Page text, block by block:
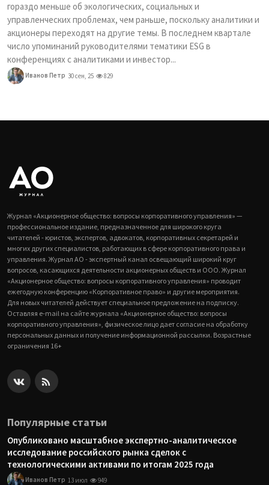
гораздо меньше об экологических, социальных и
управленческих проблемах, чем раньше, поскольку аналитики и
акционеры переходят на другие темы. В последнем квартале
число упоминаний руководителями тематики ESG в
конференциях с аналитиками и инвестор...
Иванов Петр 30 сен, 25 829
Журнал «Акционерное общество: вопросы корпоративного управления» —
профессиональное издание, предназначенное для широкого круга
читателей - юристов, экспертов, адвокатов, корпоративных секретарей и
многих других специалистов, работающих в сфере корпоративного права и
управления. Журнал АО - экспертный канал освещающий широкий круг
вопросов, касающихся деятельности акционерных обществ и ООО. Журнал
«Акционерное общество: вопросы корпоративного управления» проводит
ежегодную конференцию «Корпоративное право» и другие мероприятия.
Для новых читателей действует специальное предложение на подписку.
Оставляя e-mail на сайте журнала «Акционерное общество: вопросы
корпоративного управления», физическое лицо дает согласие на обработку
персональных данных и получение информационной рассылки. Возрастные
ограничения 16+
Популярные статьи
Опубликовано масштабное экспертно-аналитическое
исследование российского рынка сделок с
технологическими активами по итогам 2025 года
Иванов Петр 13 июл 949